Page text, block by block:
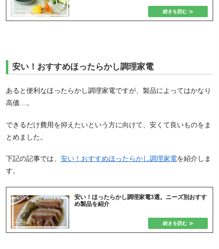
安い！おすすめほったらかし調理家電
あると便利なほったらかし調理家電ですが、製品によってはかなり
高価…。
できるだけ費用を抑えたいという方に向けて、安くて良いものをま
とめました。
下記の記事では、 安い！おすすめほったらかし調理家電を紹介しま
す。
安い！ほったらかし調理家電3選。ニーズ別おすす
め製品を紹介